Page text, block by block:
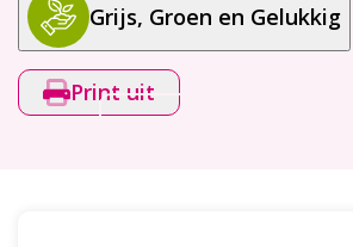
Grijs, Groen en Gelukkig
Print uit